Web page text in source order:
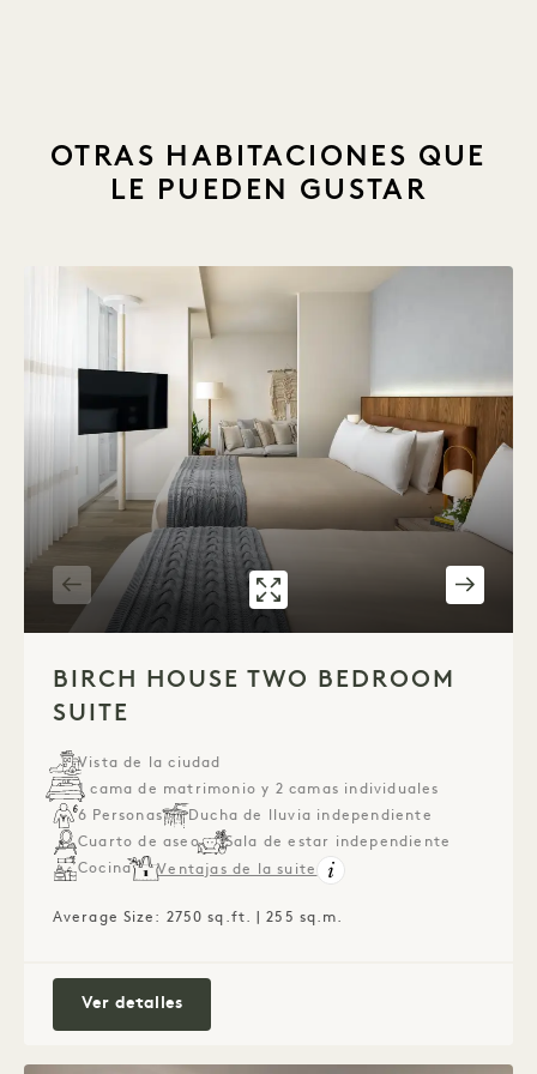
OTRAS HABITACIONES QUE
LE PUEDEN GUSTAR
GALERÍA 545 BIRCH HOUSE
BIRCH HOUSE TWO BEDROOM
SUITE
Vista de la ciudad
1 cama de matrimonio y 2 camas individuales
6 Personas
Ducha de lluvia independiente
Cuarto de aseo
Sala de estar independiente
Cocina
Ventajas de la suite
Average Size: 2750 sq.ft. | 255 sq.m.
Ver detallesBirch House Two Bedroom Suite